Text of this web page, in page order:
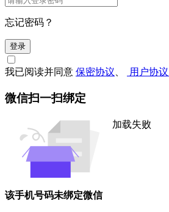
忘记密码？
登录
我已阅读并同意 保密协议 用户协议
微信扫一扫绑定
加载失败
该手机号码未绑定微信